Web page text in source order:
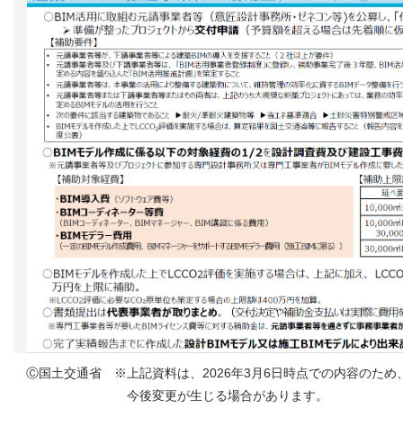
Ⓒ国土交通省 ※上記資料は、2026年3月6日時点での内容のため
今後変更が生じる場合があります。